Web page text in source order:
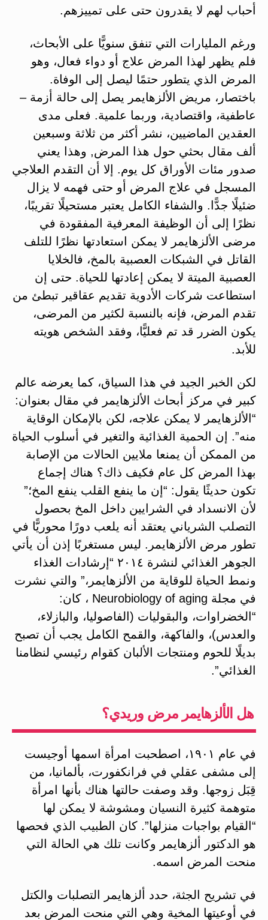
أحباب لهم لا يقدرون حتى على تمييزهم.
ورغم المليارات التي تنفق سنويًّا على الأبحاث،
فلم يظهر لهذا المرض علاج أو دواء فعال، وهو
المرض الذي يتطور حتمًا ليصل إلى الوفاة.
باختصار، مريض الألزهايمر يصل إلى حالة أزمة –
عاطفية، واقتصادية، وربما علمية. فعلى مدى
العقدين الماضيين، نشر أكثر من ثلاثة وسبعين
ألف مقال بحثي حول هذا المرض, وهذا يعني
صدور مئات الأوراق كل يوم. إلا أن التقدم العلاجي
المسجل في علاج المرض أو حتى فهمه لا يزال
ضئيلًا جدًّا. والشفاء الكامل يعتبر مستحيلًا تقريبًا،
نظرًا إلى أن الوظيفة المعرفية المفقودة في
مرضى الألزهايمر لا يمكن استعادتها نظرًا للتلف
القاتل في الشبكات العصبية بالمخ، فالخلايا
العصبية الميتة لا يمكن إعادتها للحياة. حتى إن
استطاعت شركات الأدوية تقديم عقاقير تبطئ من
تقدم المرض، فإنه بالنسبة لكثير من المرضى،
يكون الضرر قد تم فعليًّا، وفقد الشخص هويته
للأبد.
لكن الخبر الجيد في هذا السياق، كما يعرضه عالم
كبير في مركز أبحاث الألزهايمر في مقال بعنوان:
“الألزهايمر لا يمكن علاجه، لكن بالإمكان الوقاية
منه”. إن الحمية الغذائية والتغير في أسلوب الحياة
من الممكن أن يمنعا ملايين الحالات من الإصابة
بهذا المرض كل عام فكيف ذاك؟ هناك إجماع
تكون حديثًا يقول: “إن ما ينفع القلب ينفع المخ؛”
لأن الانسداد في الشرايين داخل المخ بحصول
التصلب الشرياني يعتقد أنه يلعب دورًا محوريًّا في
تطور مرض الألزهايمر. ليس مستغربًا إذن أن يأتي
الجوهر الغذائي لنشرة ٢٠١٤ “إرشادات الغذاء
ونمط الحياة للوقاية من الألزهايمر،” والتي نشرت
في مجلة Neurobiology of aging ، كان:
“الخضراوات، والبقوليات (الفاصوليا، والبازلاء،
والعدس)، والفاكهة، والقمح الكامل يجب أن تصبح
بديلًا للحوم ومنتجات الألبان كقوام رئيسي لنظامنا
الغذائي”.
هل الألزهايمر مرض وريدي؟
في عام ١٩٠١، اصطحبت امرأة اسمها أوجيست
إلى مشفى عقلي في فرانكفورت، بألمانيا، من
قِبَل زوجها. وقد وصفت حالتها هناك بأنها امرأة
متوهمة كثيرة النسيان ومشوشة لا يمكن لها
“القيام بواجبات منزلها”. كان الطبيب الذي فحصها
هو الدكتور ألزهايمر وكانت تلك هي الحالة التي
منحت المرض اسمه.
في تشريح الجثة، حدد ألزهايمر التصلبات والكتل
في أوعيتها المخية وهي التي منحت المرض بعد